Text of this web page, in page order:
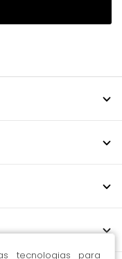
tecnologias para